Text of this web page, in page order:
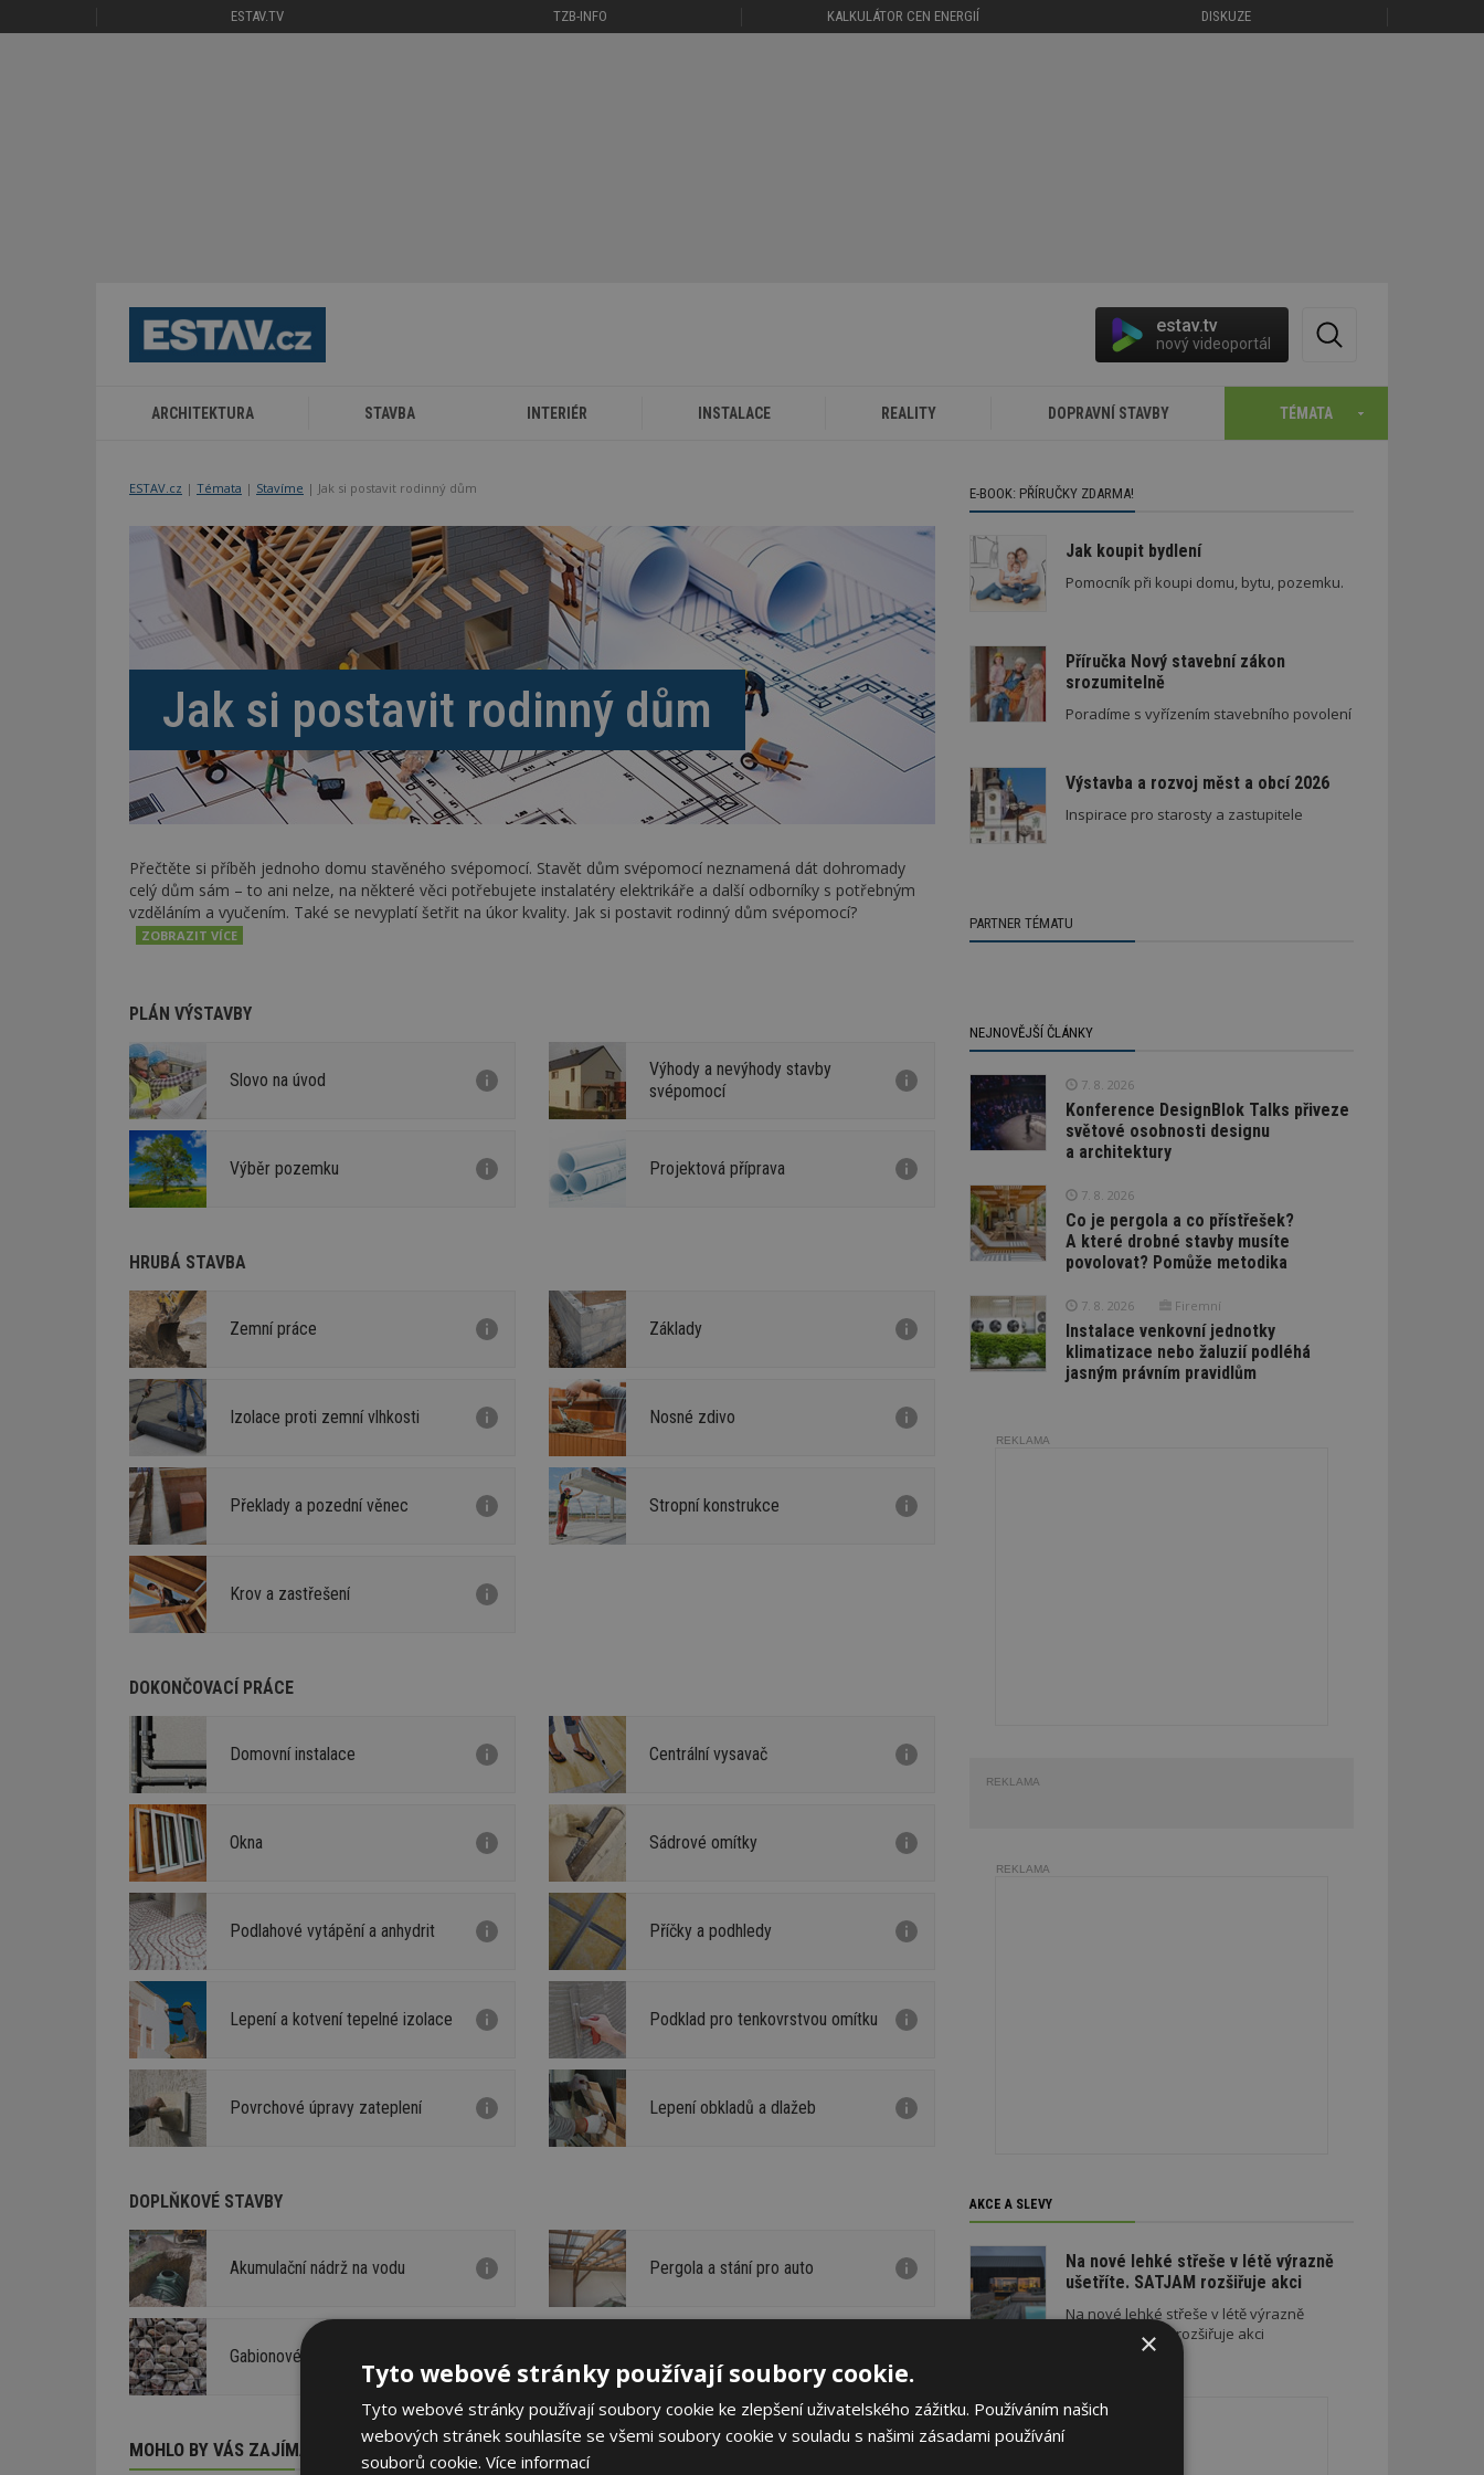
ESTAV.TV TZB-INFO KALKULÁTOR CEN ENERGIÍ DISKUZE
estav.tv
nový videoportál
ARCHITEKTURA STAVBA INTERIÉR INSTALACE REALITY DOPRAVNÍ STAVBY TÉMATA
ESTAV.cz Témata Stavíme Jak si postavit rodinný dům
Jak si postavit rodinný dům
Přečtěte si příběh jednoho domu stavěného svépomocí. Stavět dům svépomocí neznamená dát dohromady
celý dům sám – to ani nelze, na některé věci potřebujete instalatéry elektrikáře a další odborníky s potřebným
vzděláním a vyučením. Také se nevyplatí šetřit na úkor kvality. Jak si postavit rodinný dům svépomocí?
PLÁN VÝSTAVBY
Slovo na úvod
Výhody a nevýhody stavby
svépomocí
Výběr pozemku Projektová příprava
HRUBÁ STAVBA
Zemní práce Základy
Izolace proti zemní vlhkosti Nosné zdivo
Překlady a pozední věnec Stropní konstrukce
Krov a zastřešení
DOKONČOVACÍ PRÁCE
Domovní instalace Centrální vysavač
Okna Sádrové omítky
Podlahové vytápění a anhydrit Příčky a podhledy
Lepení a kotvení tepelné izolace Podklad pro tenkovrstvou omítku
Povrchové úpravy zateplení Lepení obkladů a dlažeb
DOPLŇKOVÉ STAVBY
Akumulační nádrž na vodu Pergola a stání pro auto
Gabionové oplocení
MOHLO BY VÁS ZAJÍMAT
E-BOOK: PŘÍRUČKY ZDARMA!
Jak koupit bydlení
Pomocník při koupi domu, bytu, pozemku.
Příručka Nový stavební zákon
srozumitelně
Poradíme s vyřízením stavebního povolení
Výstavba a rozvoj měst a obcí 2026
Inspirace pro starosty a zastupitele
PARTNER TÉMATU
NEJNOVĚJŠÍ ČLÁNKY
7. 8. 2026
Konference DesignBlok Talks přiveze
světové osobnosti designu
a architektury
7. 8. 2026
Co je pergola a co přístřešek?
A které drobné stavby musíte
povolovat? Pomůže metodika
7. 8. 2026 Firemní
Instalace venkovní jednotky
klimatizace nebo žaluzií podléhá
jasným právním pravidlům
REKLAMA
REKLAMA
REKLAMA
AKCE A SLEVY
Na nové lehké střeše v létě výrazně
ušetříte. SATJAM rozšiřuje akci
Na nové lehké střeše v létě výrazně
ušetříte. SATJAM rozšiřuje akci
×
Tyto webové stránky používají soubory cookie.
Tyto webové stránky používají soubory cookie ke zlepšení uživatelského zážitku. Používáním našich
webových stránek souhlasíte se všemi soubory cookie v souladu s našimi zásadami používání
souborů cookie. Více informací